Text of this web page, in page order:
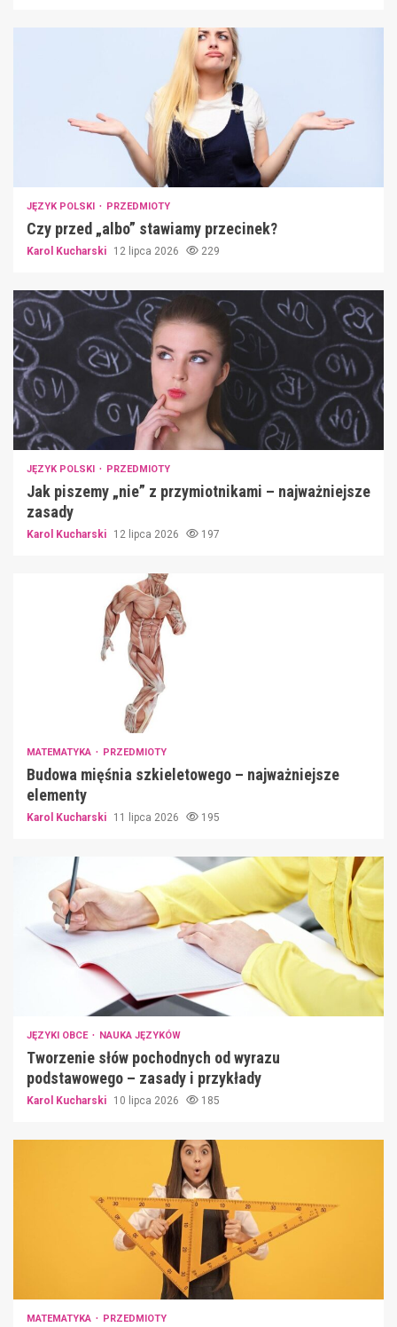
JĘZYK POLSKI PRZEDMIOTY
Czy przed „albo” stawiamy przecinek?
Karol Kucharski 12 lipca 2026 229
JĘZYK POLSKI PRZEDMIOTY
Jak piszemy „nie” z przymiotnikami – najważniejsze
zasady
Karol Kucharski 12 lipca 2026 197
MATEMATYKA PRZEDMIOTY
Budowa mięśnia szkieletowego – najważniejsze
elementy
Karol Kucharski 11 lipca 2026 195
JĘZYKI OBCE NAUKA JĘZYKÓW
Tworzenie słów pochodnych od wyrazu
podstawowego – zasady i przykłady
Karol Kucharski 10 lipca 2026 185
MATEMATYKA PRZEDMIOTY